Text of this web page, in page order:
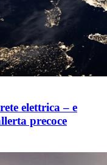
elettrica – e
precoce